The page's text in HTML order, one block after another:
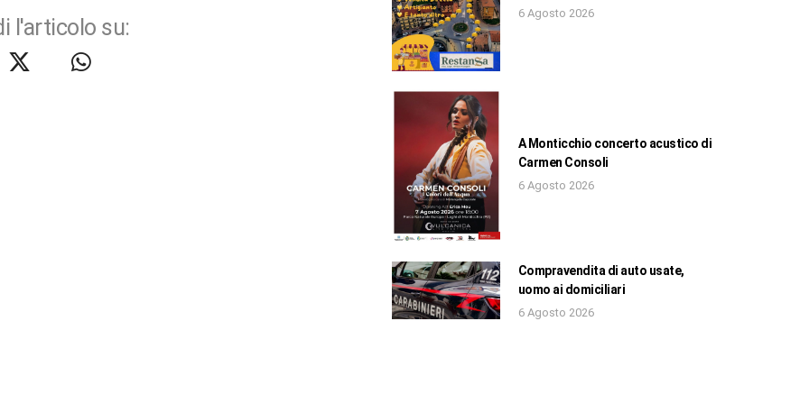
l'articolo su:
6 Agosto 2026
A Monticchio concerto acustico di
Carmen Consoli
6 Agosto 2026
Compravendita di auto usate,
uomo ai domiciliari
6 Agosto 2026